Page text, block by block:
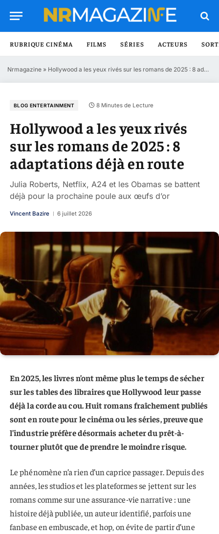
RUBRIQUE CINÉMA FILMS SÉRIES ACTEURS
Nrmagazine » Hollywood a les yeux rivés sur les romans de 2025 : 8 adaptations déjà en route
BLOG ENTERTAINMENT 8 Minutes de Lecture
Hollywood a les yeux rivés
sur les romans de 2025 : 8
adaptations déjà en route
Julia Roberts, Netflix, A24 et les Obamas se battent
déjà pour la prochaine poule aux œufs d’or
Vincent Bazire 6 juillet 2026
En 2025, les livres n’ont même plus le temps de sécher
sur les tables des libraires que Hollywood leur passe
déjà la corde au cou. Huit romans fraîchement publiés
sont en route pour le cinéma ou les séries, preuve que
l’industrie préfère désormais acheter du prêt-à-
tourner plutôt que de prendre le moindre risque.
Le phénomène n’a rien d’un caprice passager. Depuis des
années, les studios et les plateformes se jettent sur les
romans comme sur une assurance-vie narrative : une
histoire déjà publiée, un auteur identifié, parfois une
fanbase en embuscade, et hop, on évite de partir d’une